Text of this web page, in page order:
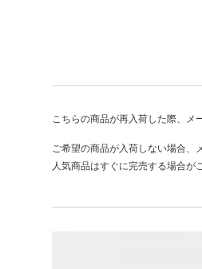
こちらの商品が再入荷した際、メ
ご希望の商品が入荷しない場合、
人気商品はすぐに完売する場合が